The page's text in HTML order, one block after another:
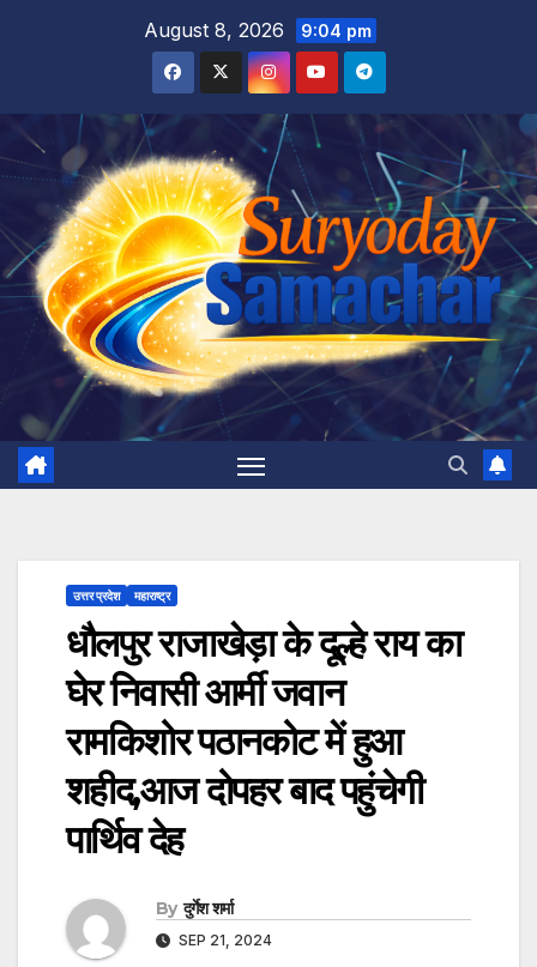
August 8, 2026 9:04 pm
उत्तर प्रदेश महाराष्ट्र
धौलपुर राजाखेड़ा के दूल्हे राय का
घेर निवासी आर्मी जवान
रामकिशोर पठानकोट में हुआ
शहीद,आज दोपहर बाद पहुंचेगी
पार्थिव देह
By दुर्गेश शर्मा
SEP 21, 2024